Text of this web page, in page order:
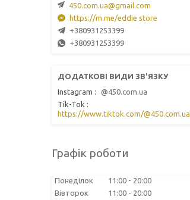
450.com.ua@gmail.com
https://m.me/eddie store
+380931253399
+380931253399
Instagram
@450.com.ua
Tik-Tok
https://www.tiktok.com/@450.com.ua
Графік роботи
Понеділок 11:00
20:00
Вівторок
11:00
20:00